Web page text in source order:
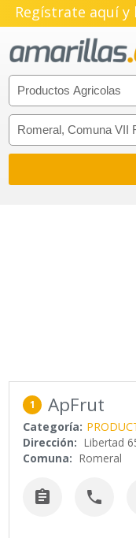
Regístrate aquí y
1 ApFrut
Categoría:
Dirección: Libertad
Comuna: Romeral
 